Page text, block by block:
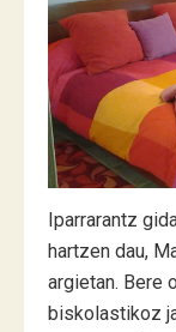
Iparrarantz
hartzen dau,
argietan. Bere
biskolastikoz